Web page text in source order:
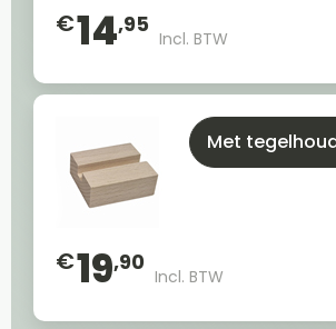
€14,95
Incl. BTW
Met
€19,90
Incl. BTW